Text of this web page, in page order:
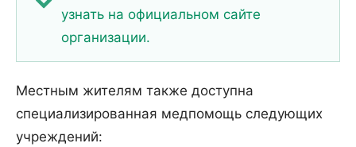
узнать на официальном сайте
организации.
Местным жителям также доступна
специализированная медпомощь следующих
учреждений: